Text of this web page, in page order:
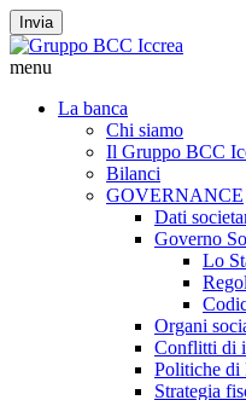
Invia
menu
La banca
Chi siamo
Il Gruppo BCC
Bilanci
GOVERNANCE
Dati
Governo
Lo
Organi
Conflitti di
Politiche di
Strategia